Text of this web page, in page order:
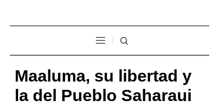
Maaluma, su libertad y
la del Pueblo Saharaui